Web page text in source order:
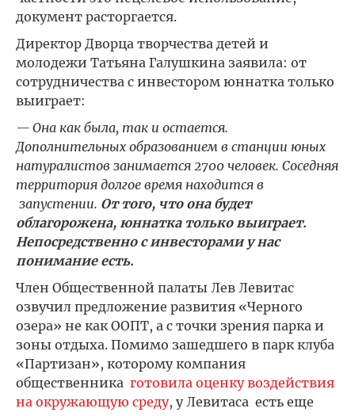
документ расторгается.
Директор Дворца творчества детей и
молодежи Татьяна Галушкина заявила: от
сотрудничества с инвестором юннатка только
выиграет:
— Она как была, так и остается.
Дополнительных образованием в станции юных
натуралистов занимается 2700 человек. Соседняя
территория долгое время находится в
запустении. От того, что она будет
облагорожена, юннатка только выиграет.
Непосредственно с инвесторами у нас
понимание есть.
Член Общественной палаты Лев Левитас
озвучил предложение развития «Черного
озера» не как ООПТ, а с точки зрения парка и
зоны отдыха. Помимо зашедшего в парк клуба
«Партизан», которому компания
общественника готовила оценку воздействия
на окружающую среду, у Левитаса есть еще